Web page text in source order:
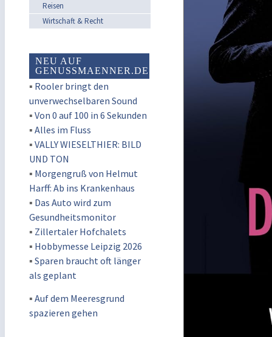
Reisen
Wirtschaft & Recht
NEU AUF
GENUSSMAENNER.DE
▪ Rooler bringt den
unverwechselbaren Sound
▪ Von 0 auf 100 in 6 Sekunden
▪ Alles im Fluss
▪ VALLY WIESELTHIER: BILD
UND TON
▪ Morgengruß von Helmut
Harff: Ab ins Krankenhaus
▪ Das Auto wird zum
Gesundheitsmonitor
▪ Zillertaler Hofchalets
▪ Hobbymesse Leipzig 2026
▪ Sparen braucht oft länger
als geplant
▪ Auf dem Meeresgrund
spazieren gehen